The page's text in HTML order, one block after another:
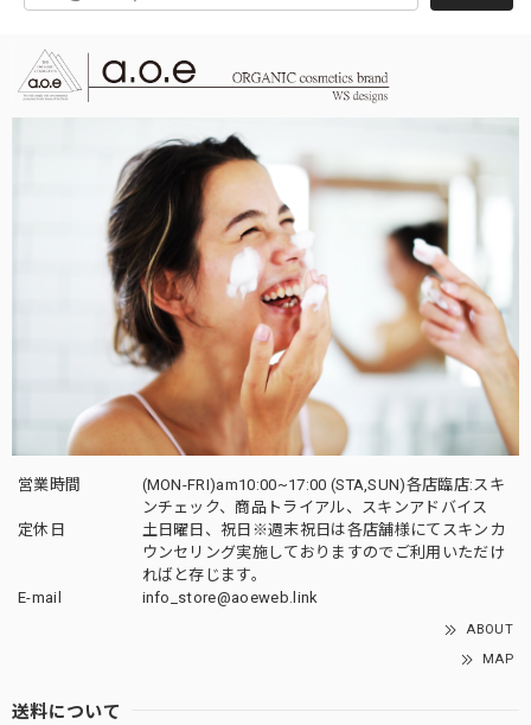
営業時間
(MON-FRI)am10:00~17:00 (STA,SUN)各店臨店:スキ
ンチェック、商品トライアル、スキンアドバイス
定休日
土日曜日、祝日※週末祝日は各店舗様にてスキンカ
ウンセリング実施しておりますのでご利用いただけ
ればと存じます。
E-mail
info_store@aoeweb.link
ABOUT
MAP
送料について